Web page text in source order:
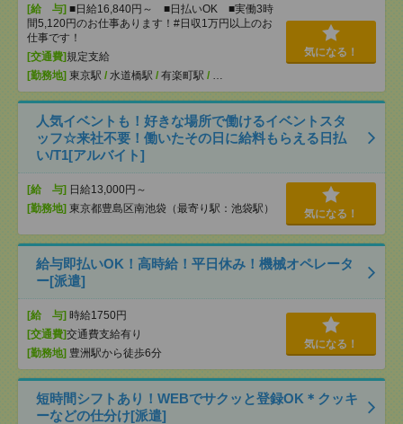
[給 与] ■日給16,840円～ ■日払いOK ■実働3時
間5,120円のお仕事あります！#日収1万円以上のお
仕事です！
[交通費]規定支給
[勤務地] 東京駅 / 水道橋駅 / 有楽町駅 /
気になる！
人気イベントも！好きな場所で働けるイベントスタ
ッフ☆来社不要！働いたその日に給料もらえる日払
い/T1[アルバイト]
[給 与] 日給13,000円～
[勤務地] 東京都豊島区南池袋（最寄り駅：池袋駅） 気になる！
給与即払いOK！高時給！平日休み！機械オペレータ
ー[派遣]
[給 与] 時給1750円
[交通費]交通費支給有り
[勤務地] 豊洲駅から徒歩6分
気になる！
短時間シフトあり！WEBでサクッと登録OK＊クッキ
ーなどの仕分け[派遣]